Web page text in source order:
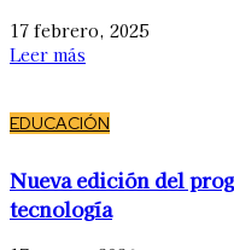
17 febrero, 2025
Leer más
EDUCACIÓN
Nueva edición del
tecnología